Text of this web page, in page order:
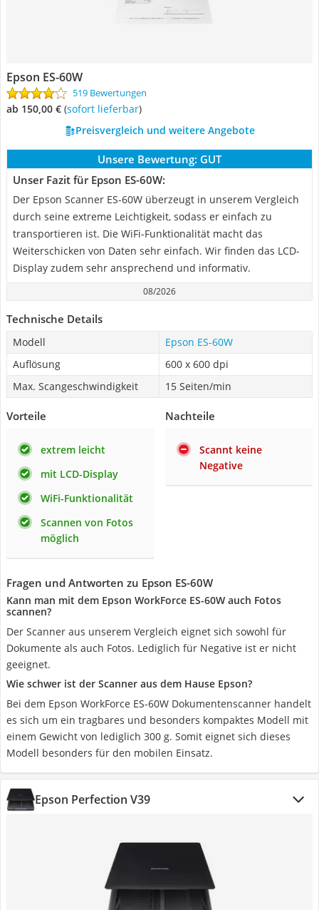
Epson ES-60W
519 Bewertungen
ab 150,00 € ( Sofort lieferbar)
Preisvergleich und weitere Angebote
Unsere Bewertung: GUT
Unser Fazit für Epson ES-60W:
Der Epson Scanner ES-60W überzeugt in unserem Vergleich
durch seine extreme Leichtigkeit, sodass er einfach zu
transportieren ist. Die WiFi-Funktionalität macht das
Weiterschicken von Daten sehr einfach. Wir finden das LCD-
Display zudem sehr ansprechend und informativ.
08/2026
Technische Details
Modell
Epson ES-60W
Auflösung
600 x 600 dpi
Max. Scangeschwindigkeit
15 Seiten/min
Vorteile
extrem leicht
mit LCD-Display
WiFi-Funktionalität
Scannen von Fotos
möglich
Nachteile
Scannt keine
Negative
Fragen und Antworten zu Epson ES-60W
Kann man mit dem Epson WorkForce ES-60W auch Fotos
scannen?
Der Scanner aus unserem Vergleich eignet sich sowohl für
Dokumente als auch Fotos. Lediglich für Negative ist er nicht
geeignet.
Wie schwer ist der Scanner aus dem Hause Epson?
Bei dem Epson WorkForce ES-60W Dokumentenscanner handelt
es sich um ein tragbares und besonders kompaktes Modell mit
einem Gewicht von lediglich 300 g. Somit eignet sich dieses
Modell besonders für den mobilen Einsatz.
Epson Perfection V39